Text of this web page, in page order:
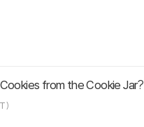
from the Cookie Jar?